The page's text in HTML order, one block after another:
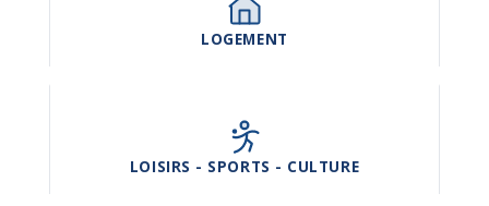
LOGEMENT
LOISIRS - SPORTS - CULTURE